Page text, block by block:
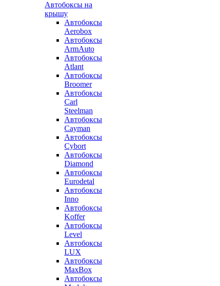
Автобоксы на
крышу
Автобоксы
Aerobox
Автобоксы
ArmAuto
Автобоксы
Atlant
Автобоксы
Broomer
Автобоксы
Carl
Steelman
Автобоксы
Cayman
Автобоксы
Cybort
Автобоксы
Diamond
Автобоксы
Eurodetal
Автобоксы
Inno
Автобоксы
Koffer
Автобоксы
Level
Автобоксы
LUX
Автобоксы
MaxBox
Автобоксы